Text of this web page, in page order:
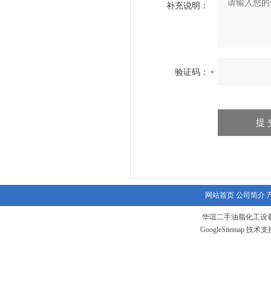
补充说明：
验证码：
网站首页 公司简介
华谊二手油脂化工设
GoogleSitemap 技术支